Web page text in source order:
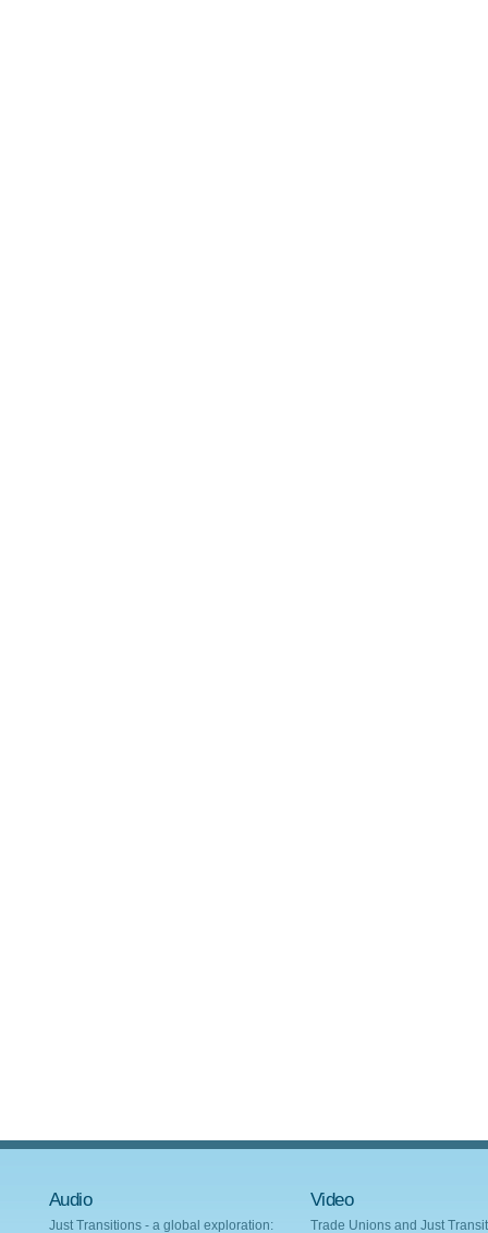
Audio
Just Transitions - a global exploration:
Video
Trade Unions and Just